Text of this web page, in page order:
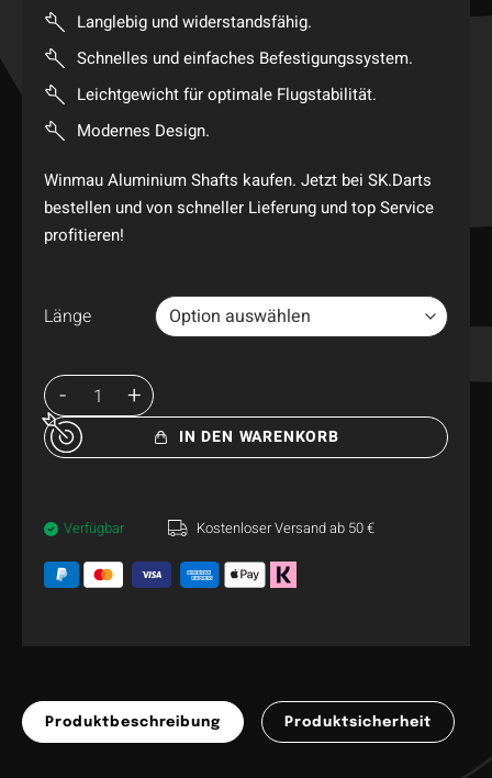
Langlebig und widerstandsfähig.
Schnelles und einfaches Befestigungssystem.
Leichtgewicht für optimale Flugstabilität.
Modernes Design.
Winmau Aluminium Shafts kaufen. Jetzt bei SK.Darts
bestellen und von schneller Lieferung und top Service
profitieren!
Länge
IN DEN WARENKORB
Verfügbar Kostenloser Versand ab 50 €
Produktbeschreibung Produktsicherheit